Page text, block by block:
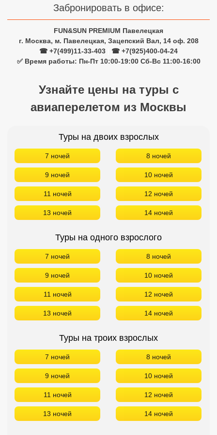
Забронировать в офисе:
FUN&SUN PREMIUM Павелецкая
г. Москва, м. Павелецкая, Зацепский Вал, 14 оф. 208
☎ +7(499)11-33-403
☎ +7(925)400-04-24
✅ Время работы: Пн-Пт 10:00-19:00 Сб-Вс 11:00-16:00
Узнайте цены на туры с
авиаперелетом из Москвы
Туры на двоих взрослых
7 ночей 8 ночей
9 ночей 10 ночей
11 ночей 12 ночей
13 ночей 14 ночей
Туры на одного взрослого
7 ночей 8 ночей
9 ночей 10 ночей
11 ночей 12 ночей
13 ночей 14 ночей
Туры на троих взрослых
7 ночей 8 ночей
9 ночей 10 ночей
11 ночей 12 ночей
13 ночей 14 ночей